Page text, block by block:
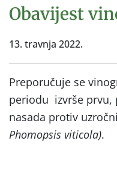
Obavijest
13. travnja 2022.
Preporučuje se
periodu izvrše prvu,
nasada protiv
Phomopsis viticola).